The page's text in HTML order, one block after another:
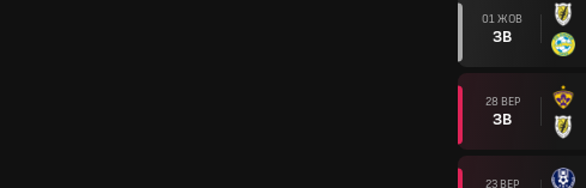
01 ЖОВ
ЗВ
28 ВЕР
ЗВ
23 ВЕР